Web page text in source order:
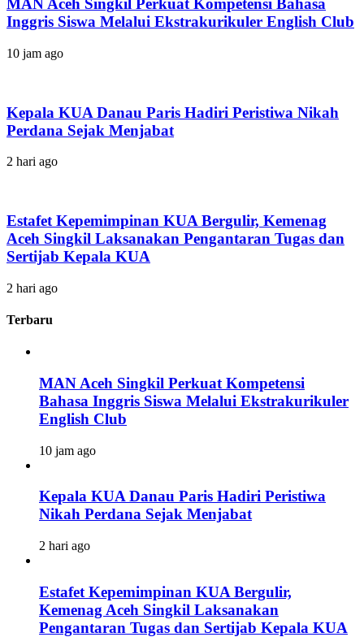
MAN Aceh Singkil Perkuat Kompetensi Bahasa
Inggris Siswa Melalui Ekstrakurikuler English Club
10 jam ago
Kepala KUA Danau Paris Hadiri Peristiwa Nikah
Perdana Sejak Menjabat
2 hari ago
Estafet Kepemimpinan KUA Bergulir, Kemenag
Aceh Singkil Laksanakan Pengantaran Tugas dan
Sertijab Kepala KUA
2 hari ago
Terbaru
MAN Aceh Singkil Perkuat Kompetensi
Bahasa Inggris Siswa Melalui Ekstrakurikuler
English Club
10 jam ago
Kepala KUA Danau Paris Hadiri Peristiwa
Nikah Perdana Sejak Menjabat
2 hari ago
Estafet Kepemimpinan KUA Bergulir,
Kemenag Aceh Singkil Laksanakan
Pengantaran Tugas dan Sertijab Kepala KUA